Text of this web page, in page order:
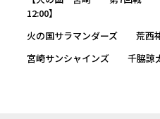
12:00】
火の国サラマンダーズ 荒西祐
宮崎サンシャインズ 千脇諒太